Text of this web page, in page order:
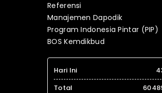
Referensi
Manajemen Dapodik
Program Indonesia Pintar (PIP)
BOS Kemdikbud
Hari Ini
Total